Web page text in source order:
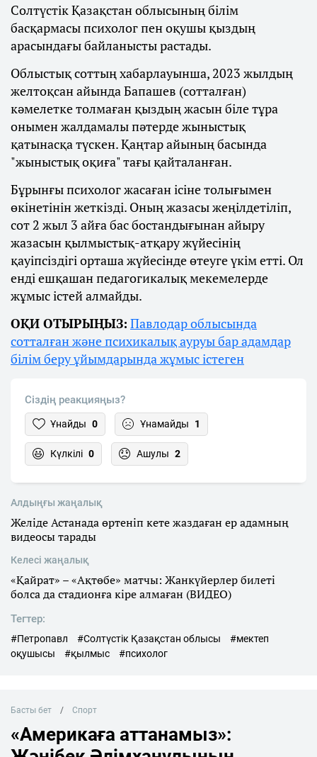
Солтүстік Қазақстан облысының білім
басқармасы психолог пен оқушы қыздың
арасындағы байланысты растады.
Облыстық соттың хабарлауынша, 2023 жылдың
желтоқсан айында Бапашев (сотталған)
кәмелетке толмаған қыздың жасын біле тұра
онымен жалдамалы пәтерде жыныстық
қатынасқа түскен. Қаңтар айының басында
"жыныстық оқиға" тағы қайталанған.
Бұрынғы психолог жасаған ісіне толығымен
өкінетінін жеткізді. Оның жазасы жеңілдетіліп,
сот 2 жыл 3 айға бас бостандығынан айыру
жазасын қылмыстық-атқару жүйесінің
қауіпсіздігі орташа жүйесінде өтеуге үкім етті. Ол
енді ешқашан педагогикалық мекемелерде
жұмыс істей алмайды.
ОҚИ ОТЫРЫҢЫЗ: Павлодар облысында
сотталған және психикалық ауруы бар адамдар
білім беру ұйымдарында жұмыс істеген
Сіздің реакцияңыз?
Ұнайды 0 Ұнамайды 1
Күлкілі 0 Ашулы 2
Алдыңғы жаңалық
Желіде Астанада өртеніп кете жаздаған ер адамның
видеосы тарады
Келесі жаңалық
«Қайрат» – «Ақтөбе» матчы: Жанкүйерлер билеті
болса да стадионға кіре алмаған (ВИДЕО)
Тегтер:
#Петропавл #Солтүстік Қазақстан облысы
#мектеп
оқушысы
#қылмыс #психолог
Басты бет Спорт
«Америкаға аттанамыз»: